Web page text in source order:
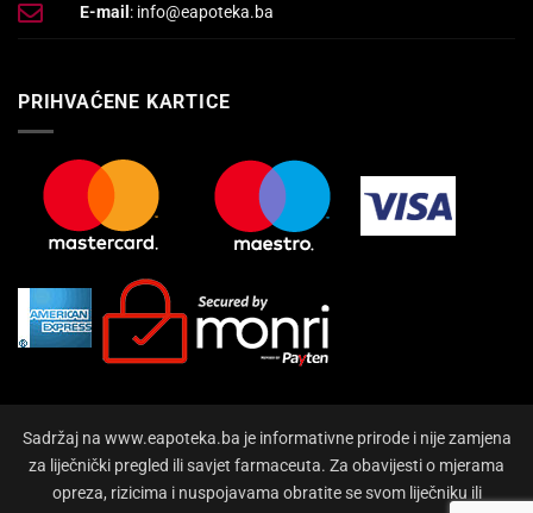
E-mail : info@eapoteka.ba
PRIHVAĆENE KARTICE
Sadržaj na www.eapoteka.ba je informativne prirode i nije zamjena
za liječnički pregled ili savjet farmaceuta. Za obavijesti o mjerama
opreza, rizicima i nuspojavama obratite se svom liječniku ili